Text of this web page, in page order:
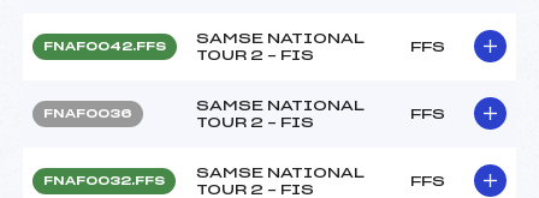
FNAF0042.FFS
SAMSE NATIONAL
TOUR 2 – FIS
FFS
FNAF0036
SAMSE NATIONAL
TOUR 2 – FIS
FFS
FNAF0032.FFS
SAMSE NATIONAL
TOUR 2 – FIS
FFS